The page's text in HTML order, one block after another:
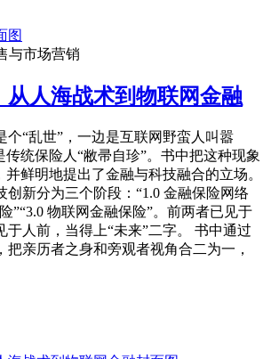
与市场营销
从人海战术到物联网金融
个“乱世”，一边是互联网野蛮人叫嚣
传统保险人“敝帚自珍”。书中把这种现象
并鲜明地提出了金融与科技融合的立场。
创新分为三个阶段：“1.0 金融保险网络
”“3.0 物联网金融保险”。前两者已见于
于人前，当得上“未来”二字。 书中通过
把亲历者之身和旁观者视角合二为一，